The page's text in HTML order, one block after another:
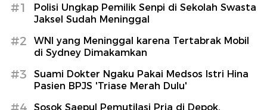
#1
Polisi Ungkap Pemilik Senpi di Sekolah Swasta
Jaksel Sudah Meninggal
#2
WNI yang Meninggal karena Tertabrak Mobil
di Sydney Dimakamkan
#3
Suami Dokter Ngaku Pakai Medsos Istri Hina
Pasien BPJS 'Triase Merah Dulu'
Sosok Saepul Pemutilasi Pria di Depok,